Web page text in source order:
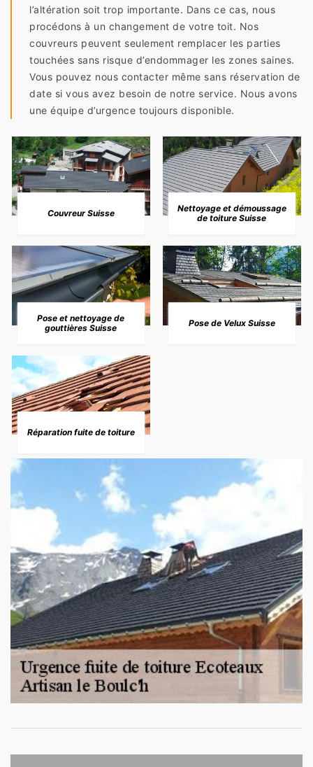
l’altération soit trop importante. Dans ce cas, nous
procédons à un changement de votre toit. Nos
couvreurs peuvent seulement remplacer les parties
touchées sans risque d’endommager les zones saines.
Vous pouvez nous contacter même sans réservation de
date si vous avez besoin de notre service. Nous avons
une équipe d’urgence toujours disponible.
Couvreur Suisse
Nettoyage et démoussage
de toiture Suisse
Pose et nettoyage de
gouttières Suisse
Pose de Velux Suisse
Réparation fuite de toiture